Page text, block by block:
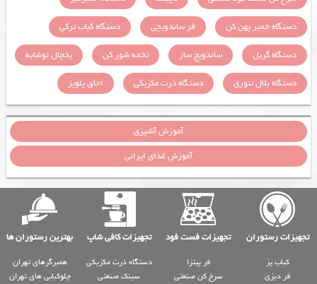
دستگاه خمیر پهن کن
فر ساندویچی
دستگاه کباب ترکی
دستگاه گریل
ساندویچ ساز تخمه شور کن
یخچال نوشابه
دستگاه بلال تنوری
دستگاه ذرت مکزیکی اجاق پلوپز
آموزش آشپزی
آموزش غذای ایرانی
تجهیزات رستوران تجهیزات فست فود تجهیزات کافی شاپ بهترین رستوران ها
کباب پز
فر دیزی
فر پیتزا
سرخ کن صنعتی
دستگاه ذرت مکزیکی
سینک صنعتی
همبرگرهای تهران
چلوکبابی های تهران